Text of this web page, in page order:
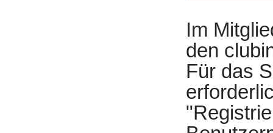
Im
den
Für das